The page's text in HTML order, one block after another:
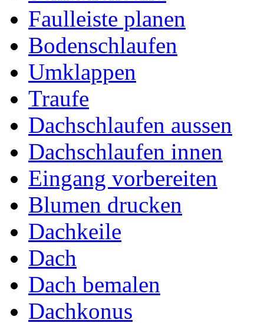
Faulleiste planen
Bodenschlaufen
Umklappen
Traufe
Dachschlaufen aussen
Dachschlaufen innen
Eingang vorbereiten
Blumen drucken
Dachkeile
Dach
Dach bemalen
Dachkonus